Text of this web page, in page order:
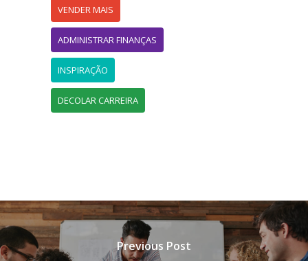
VENDER MAIS
ADMINISTRAR FINANÇAS
INSPIRAÇÃO
DECOLAR CARREIRA
Previous Post